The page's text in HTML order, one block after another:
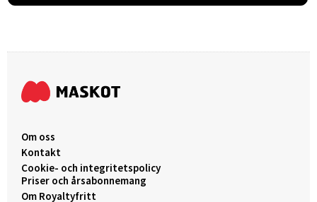
Om oss
Kontakt
Cookie- och integritetspolicy
Priser och årsabonnemang
Om Royaltyfritt